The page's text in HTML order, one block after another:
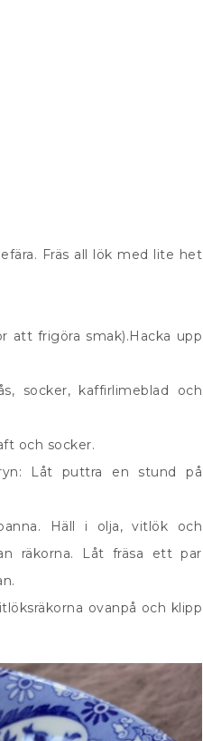
Fräs all lök med lite het
att frigöra smak).Hacka upp
socker, kaffirlimeblad och
och socker.
Låt puttra en stund på
Häll i olja, vitlök och
räkorna. Låt fräsa ett par
ovanpå och klipp